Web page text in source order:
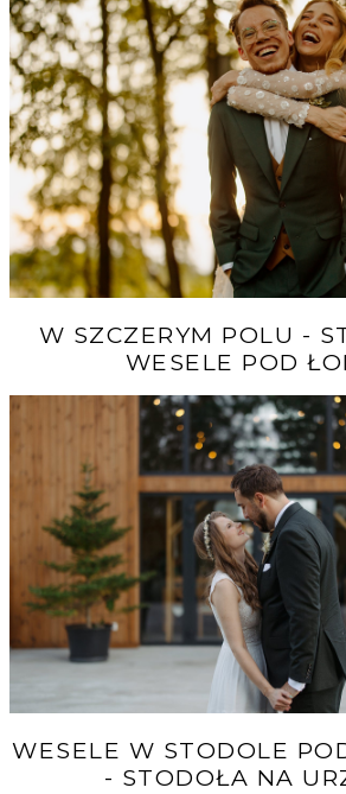
W SZCZERYM POLU -
WESELE POD
WESELE W STODOLE
- STODOŁA NA